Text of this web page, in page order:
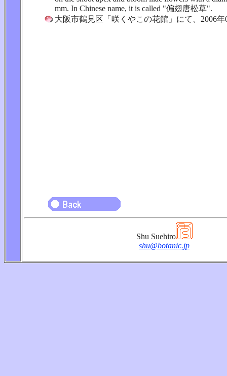
mm. In Chinese name, it is called "偏翅唐松草".
大阪市鶴見区「咲くやこの花館」にて、2006年
Shu Suehiro
shu@botanic.jp